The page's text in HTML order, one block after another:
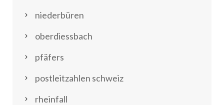
niederbüren
oberdiessbach
pfäfers
postleitzahlen schweiz
rheinfall